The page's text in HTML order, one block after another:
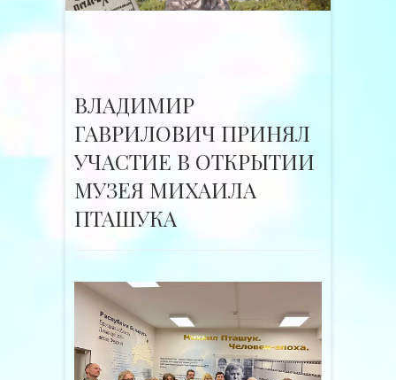
ВЛАДИМИР
ГАВРИЛОВИЧ ПРИНЯЛ
УЧАСТИЕ В ОТКРЫТИИ
МУЗЕЯ МИХАИЛА
ПТАШУКА